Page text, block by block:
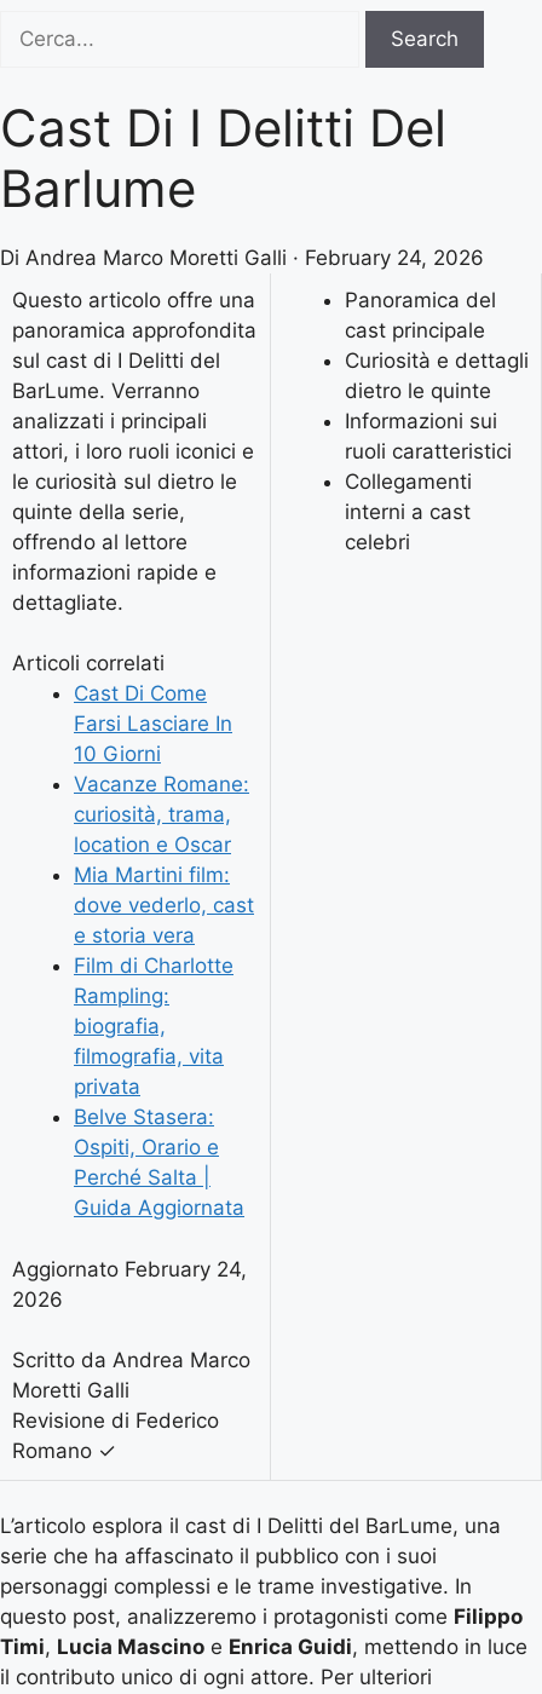
for:
Search
Cast Di I Delitti Del
Barlume
Di Andrea Marco Moretti Galli · February 24, 2026
Questo articolo offre una
panoramica approfondita
sul cast di I Delitti del
BarLume. Verranno
analizzati i principali
attori, i loro ruoli iconici e
le curiosità sul dietro le
quinte della serie,
offrendo al lettore
informazioni rapide e
dettagliate.
Articoli correlati
Cast Di Come
Farsi Lasciare In
10 Giorni
Vacanze Romane:
curiosità, trama,
location e Oscar
Mia Martini film:
dove vederlo, cast
e storia vera
Film di Charlotte
Rampling:
biografia,
filmografia, vita
privata
Belve Stasera:
Ospiti, Orario e
Perché Salta |
Guida Aggiornata
Aggiornato February 24,
2026
Scritto da Andrea Marco
Moretti Galli
Revisione di Federico
Romano ✓
Panoramica del
cast principale
Curiosità e dettagli
dietro le quinte
Informazioni sui
ruoli caratteristici
Collegamenti
interni a cast
celebri
L’articolo esplora il cast di I Delitti del BarLume, una
serie che ha affascinato il pubblico con i suoi
personaggi complessi e le trame investigative. In
questo post, analizzeremo i protagonisti come Filippo
Timi, Lucia Mascino e Enrica Guidi, mettendo in luce
il contributo unico di ogni attore. Per ulteriori